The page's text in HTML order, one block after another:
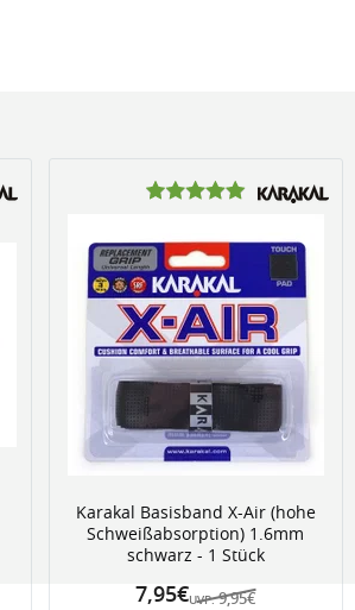
Karakal Basisband X-Air (hohe
Schweißabsorption) 1.6mm
schwarz - 1 Stück
UVP: 9,95€
7,95€